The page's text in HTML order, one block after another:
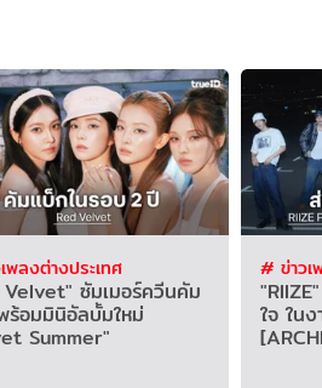
พลงต่างประเทศ
ซัมเมอร์ควีนคัม
ร้อมมินิอัลบั้มใหม่
Summer"
# ข่าวเ
ใจ ใน